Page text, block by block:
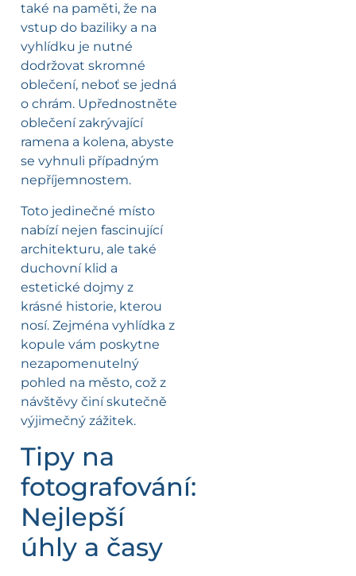
také na paměti, že na
vstup do baziliky a na
vyhlídku je nutné
dodržovat skromné
oblečení, neboť se jedná
o chrám. Upřednostněte
oblečení zakrývající
ramena a kolena, abyste
se vyhnuli případným
nepříjemnostem.
Toto jedinečné místo
nabízí nejen fascinující
architekturu, ale také
duchovní klid a
estetické dojmy z
krásné historie, kterou
nosí. Zejména vyhlídka z
kopule vám poskytne
nezapomenutelný
pohled na město, což z
návštěvy činí skutečně
výjimečný zážitek.
Tipy na
fotografování:
Nejlepší
úhly a časy